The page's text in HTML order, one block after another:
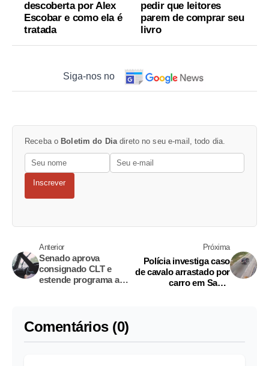
descoberta por Alex
Escobar e como ela é
tratada
pedir que leitores
parem de comprar seu
livro
Siga-nos no
Receba o Boletim do Dia direto no seu e-mail, todo dia.
Inscrever
Anterior
Senado aprova
consignado CLT e
estende programa a
Próxima
Polícia investiga caso
de cavalo arrastado por
carro em Santa
Comentários (0)